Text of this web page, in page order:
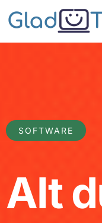
SOFTWARE
Alt